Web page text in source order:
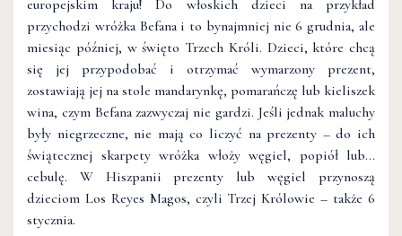
europejskim kraju! Do włoskich dzieci na przykład
przychodzi wróżka Befana i to bynajmniej nie 6 grudnia, ale
miesiąc później, w święto Trzech Króli. Dzieci, które chcą
się jej przypodobać i otrzymać wymarzony prezent,
zostawiają jej na stole mandarynkę, pomarańczę lub kieliszek
wina, czym Befana zazwyczaj nie gardzi. Jeśli jednak maluchy
były niegrzeczne, nie mają co liczyć na prezenty – do ich
świątecznej skarpety wróżka włoży węgiel, popiół lub…
cebulę. W Hiszpanii prezenty lub węgiel przynoszą
dzieciom Los Reyes Magos, czyli Trzej Królowie – także 6
stycznia.